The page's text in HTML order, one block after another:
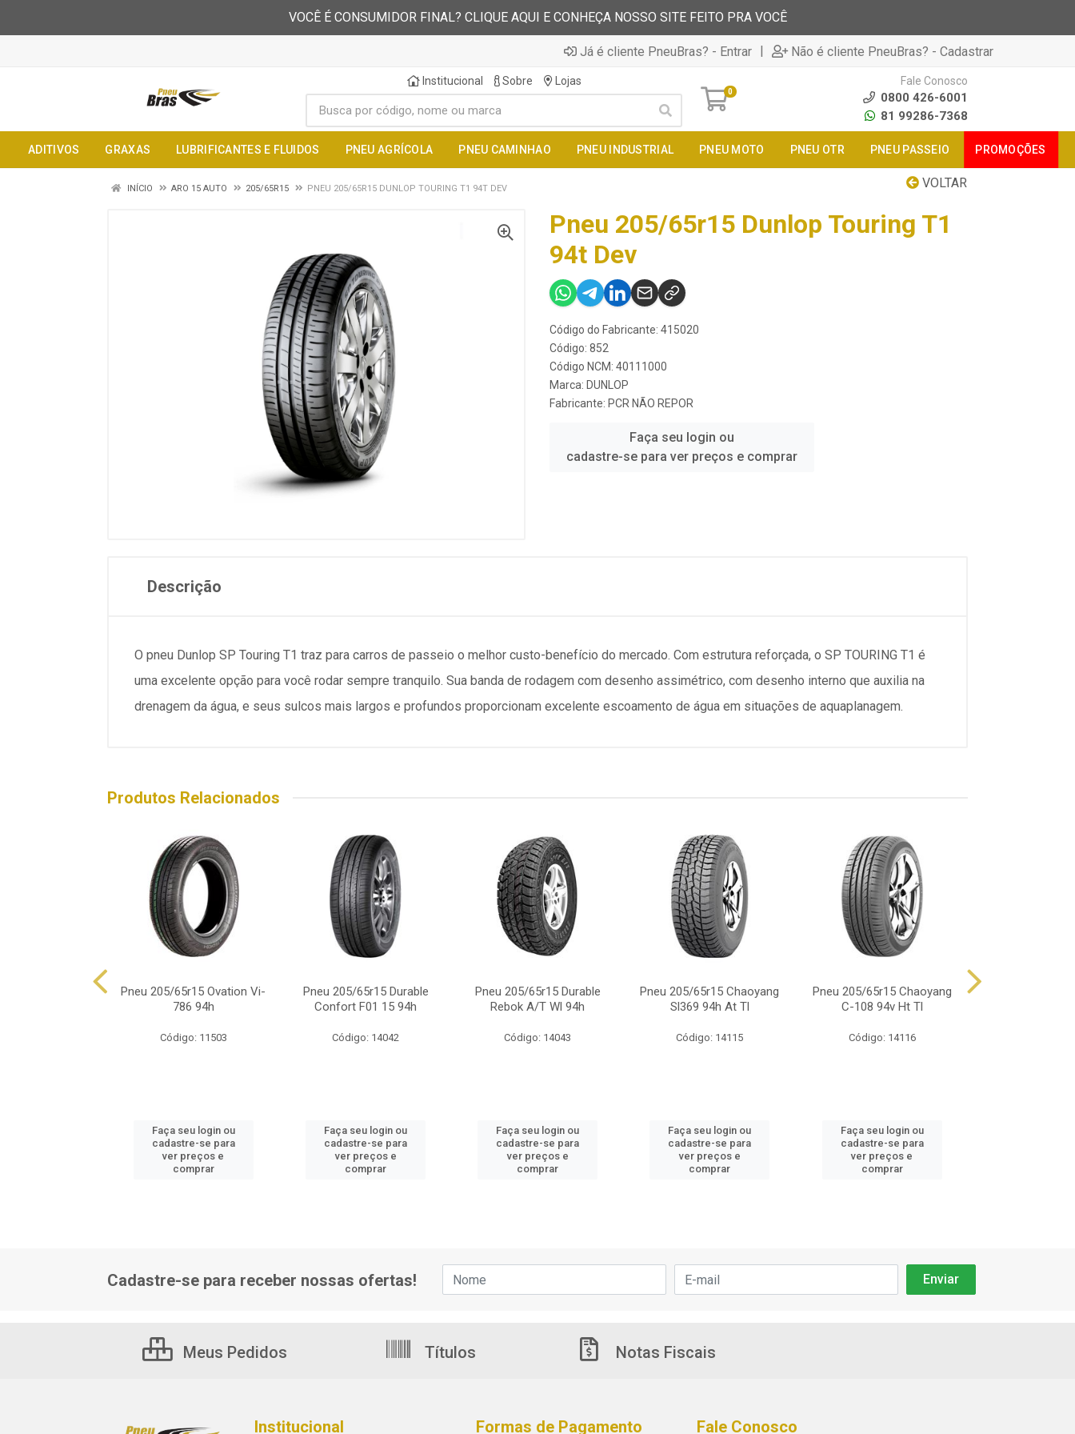
VOCÊ É CONSUMIDOR FINAL? CLIQUE AQUI E CONHEÇA NOSSO SITE FEITO PRA VOCÊ
Já é cliente PneuBras? - Entrar | Não é cliente PneuBras? - Cadastrar
Institucional Sobre Lojas
0
Fale Conosco
0800 426-6001
81 99286-7368
ADITIVOS GRAXAS LUBRIFICANTES E FLUIDOS PNEU AGRÍCOLA PNEU CAMINHAO PNEU INDUSTRIAL PNEU MOTO PNEU OTR PNEU PASSEIO PROMOÇÕES
VOLTAR
INÍCIO ARO 15 AUTO 205/65R15 PNEU 205/65R15 DUNLOP TOURING T1 94T DEV
Pneu 205/65r15 Dunlop Touring T1
94t Dev
Código do Fabricante: 415020
Código: 852
Código NCM: 40111000
Marca: DUNLOP
Fabricante: PCR NÃO REPOR
Faça seu login ou
cadastre-se para ver preços e comprar
Descrição
O pneu Dunlop SP Touring T1 traz para carros de passeio o melhor custo-benefício do mercado. Com estrutura reforçada, o SP TOURING T1 é
uma excelente opção para você rodar sempre tranquilo. Sua banda de rodagem com desenho assimétrico, com desenho interno que auxilia na
drenagem da água, e seus sulcos mais largos e profundos proporcionam excelente escoamento de água em situações de aquaplanagem.
Produtos Relacionados
Pneu 205/65r15 Ovation Vi-
786 94h
Código: 11503
Faça seu login ou
cadastre-se para
ver preços e
comprar
Pneu 205/65r15 Durable
Confort F01 15 94h
Código: 14042
Faça seu login ou
cadastre-se para
ver preços e
comprar
Pneu 205/65r15 Durable
Rebok A/T Wl 94h
Código: 14043
Faça seu login ou
cadastre-se para
ver preços e
comprar
Pneu 205/65r15 Chaoyang
Sl369 94h At Tl
Código: 14115
Faça seu login ou
cadastre-se para
ver preços e
comprar
Pneu 205/65r15 Chaoyang
C-108 94v Ht Tl
Código: 14116
Faça seu login ou
cadastre-se para
ver preços e
comprar
Cadastre-se para receber nossas ofertas!
Meus Pedidos Títulos Notas Fiscais
Institucional Formas de Pagamento Fale Conosco